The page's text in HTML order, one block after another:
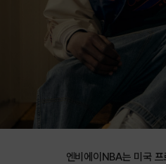
엔비에이NBA는 미국